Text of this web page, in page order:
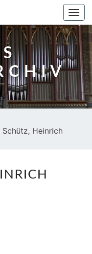
Schütz, Heinrich